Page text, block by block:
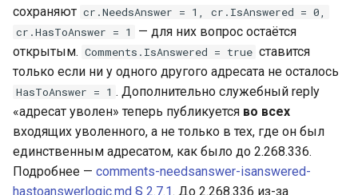
сохраняют cr.NeedsAnswer = 1, cr.IsAnswered = 0,
cr.HasToAnswer = 1
— для них вопрос остаётся
открытым. Comments.IsAnswered = true ставится
только если ни у одного другого адресата не осталось
HasToAnswer = 1 . Дополнительно служебный reply
«адресат уволен» теперь публикуется во всех
входящих уволенного, а не только в тех, где он был
единственным адресатом, как было до 2.268.336.
Подробнее — comments-needsanswer-isanswered-
hastoanswerlogic.md § 2.7.1. До 2.268.336 из-за